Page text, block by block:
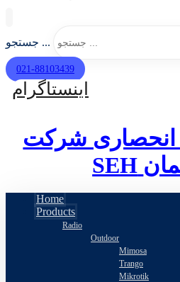
جستجو ...
021-88103439
اینستاگرام
انحصاری شرکت
SEH
Home
Products
Radio
Outdoor
Mimosa
Trango
Mikrotik